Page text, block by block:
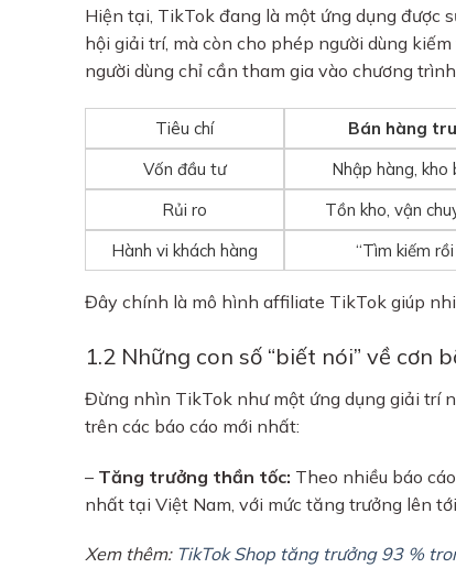
Hiện tại, TikTok đang là một ứng dụng được
hội giải trí, mà còn cho phép người dùng
người dùng chỉ cần tham gia vào chương
Tiêu chí Bán hàng
Vốn đầu tư
Nhập hàng, kho
Rủi ro
Tồn kho, vận
Hành vi khách hàng
“Tìm kiếm
Đây chính là mô hình affiliate TikTok giúp
1.2 Những con số “biết nói” về cơn
Đừng nhìn TikTok như một ứng dụng giải trí
trên các báo cáo mới nhất:
– Tăng trưởng thần tốc: Theo nhiều báo
nhất tại Việt Nam, với mức tăng trưởng lên
Xem thêm: TikTok Shop tăng trưởng 93 %